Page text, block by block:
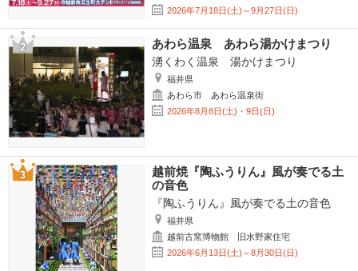
2026年7月18日(土)～9月27日(日)
あわら温泉 あわら湯かけまつり
湧くわく温泉 湯かけまつり
福井県
あわら市 あわら温泉街
2026年8月8日(土)・9日(日)
越前焼『陶ふうりん』風が奏でる土
の音色
『陶ふうりん』風が奏でる土の音色
福井県
越前古窯博物館 旧水野家住宅
2026年6月13日(土)～8月30日(日)